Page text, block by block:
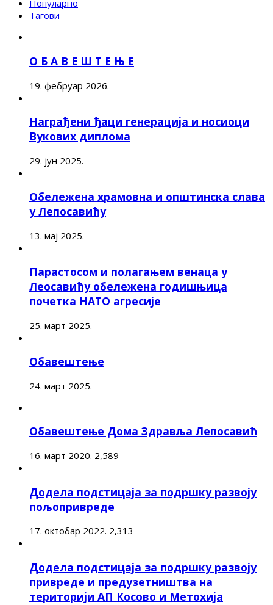
Популарно
Тагови
О Б А В Е Ш Т Е Њ Е
19. фебруар 2026.
Награђени ђаци генерација и носиоци
Вукових диплома
29. јун 2025.
Обележена храмовна и општинска слава
у Лепосавићу
13. мај 2025.
Парастосом и полагањем венаца у
Леосавићу обележена годишњица
почетка НАТО агресије
25. март 2025.
Обавештење
24. март 2025.
Обавештење Дома Здравља Лепосавић
16. март 2020. 2,589
Додела подстицаја за подршку развоју
пољопривреде
17. октобар 2022. 2,313
Додела подстицаја за подршку развоју
привреде и предузетништва на
територији АП Косово и Метохија